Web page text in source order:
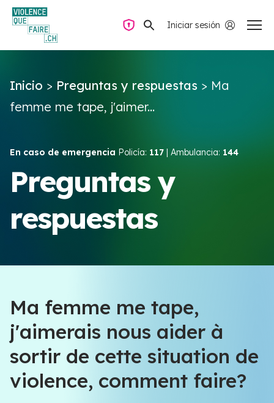
Iniciar sesión
Preguntas y respuestas
Violencia de pareja
Recursos y campañas
Navegación privada
Inicio > Preguntas y respuestas > Ma
femme me tape, j'aimer...
En caso de emergencia Policía: 117 | Ambulancia: 144
Preguntas y
respuestas
Ma femme me tape,
j'aimerais nous aider à
sortir de cette situation de
violence, comment faire?